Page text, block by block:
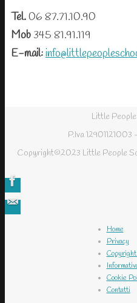
Tel.06 87.71.10.90
Mob345 81.91.119
E-mail:
Little
P.Iva
Copyright©2023 Little People
Home
Privacy
Cookie
Contatti